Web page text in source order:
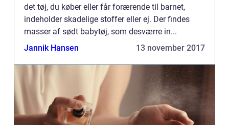
det tøj, du køber eller får forærende til barnet,
indeholder skadelige stoffer eller ej. Der findes
masser af sødt babytøj, som desværre in...
Jannik Hansen
13 november 2017